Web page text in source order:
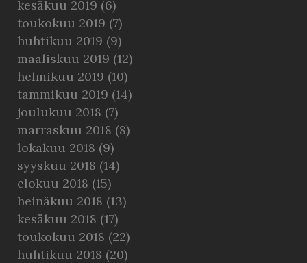
kesäkuu 2019 (6)
toukokuu 2019 (7)
huhtikuu 2019 (9)
maaliskuu 2019 (12)
helmikuu 2019 (10)
tammikuu 2019 (14)
joulukuu 2018 (7)
marraskuu 2018 (8)
lokakuu 2018 (9)
syyskuu 2018 (14)
elokuu 2018 (15)
heinäkuu 2018 (13)
kesäkuu 2018 (17)
toukokuu 2018 (22)
huhtikuu 2018 (20)